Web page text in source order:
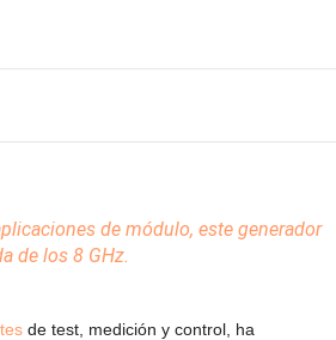
de módulo, este generador
de los 8 GHz.
de test, medición y control, ha